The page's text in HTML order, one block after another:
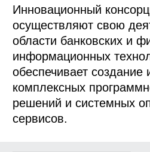
Инновационный
осуществляют свою
области банковских и
информационных
обеспечивает
комплексных
решений и системных
сервисов.